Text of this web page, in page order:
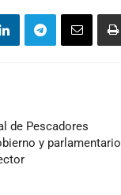
de Pescadores
y